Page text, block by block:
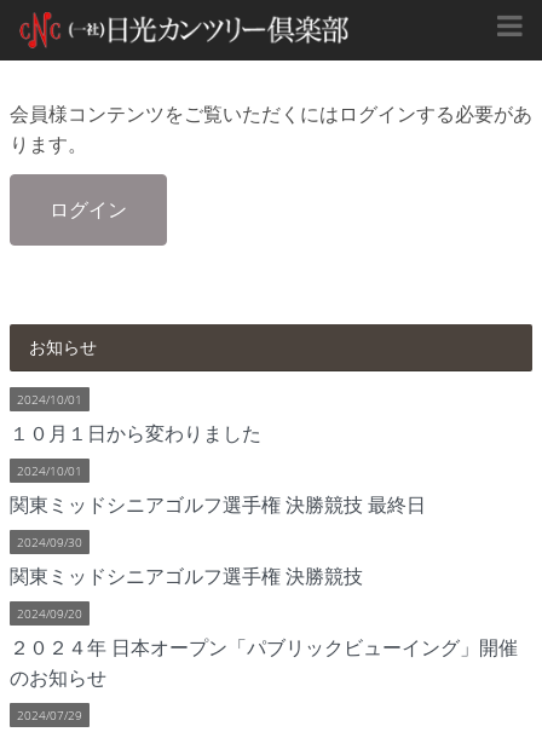
会員様コンテンツをご覧いただくにはログインする必要があ
ります。
ログイン
お知らせ
2024/10/01
１０月１日から変わりました
2024/10/01
関東ミッドシニアゴルフ選手権 決勝競技 最終日
2024/09/30
関東ミッドシニアゴルフ選手権 決勝競技
2024/09/20
２０２４年 日本オープン「パブリックビューイング」開催
のお知らせ
2024/07/29